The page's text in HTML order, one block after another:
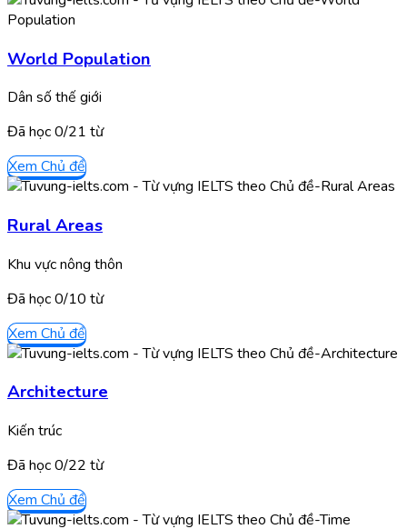
World Population
Dân số thế giới
Đã học0/21 từ
Xem Chủ đề
Rural Areas
Khu vực nông thôn
Đã học0/10 từ
Xem Chủ đề
Architecture
Kiến trúc
Đã học0/22 từ
Xem Chủ đề